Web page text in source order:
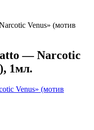
Venus» (мотив
— Narcotic
1мл.